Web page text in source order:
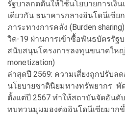
รัฐบาลกดดันให้ใช้นโยบายการเงิ
เดียวกัน ธนาคารกลางอินโดนีเซีย
ภาระทางการคลัง (Burden
วิด-19 ผ่านการเข้าซื้อพันธบัตรรัฐ
สนับสนุนโครงการลงทุนขนาดให
monetization)
ล่าสุดปี 2569: ความเสี่ยงถูกปรับล
นโยบายชาตินิยมทางทรัพยากร พั
ตั้งแต่ปี 2567 ทำให้สถาบันจัดอันดั
ทบทวนมุมมองต่ออินโดนีเซียมาก